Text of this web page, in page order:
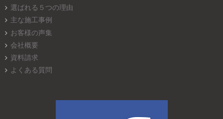
選ばれる５つの理由
主な施工事例
お客様の声集
会社概要
資料請求
よくある質問